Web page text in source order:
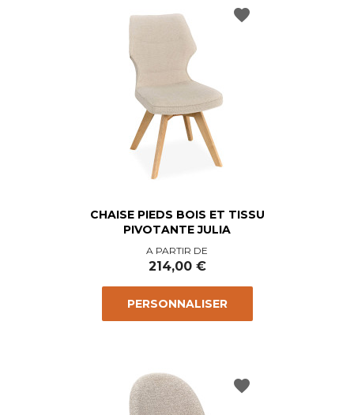
CHAISE PIEDS BOIS ET TISSU
PIVOTANTE JULIA
Prix
A PARTIR DE
214,00 €
PERSONNALISER
favorite
favorite